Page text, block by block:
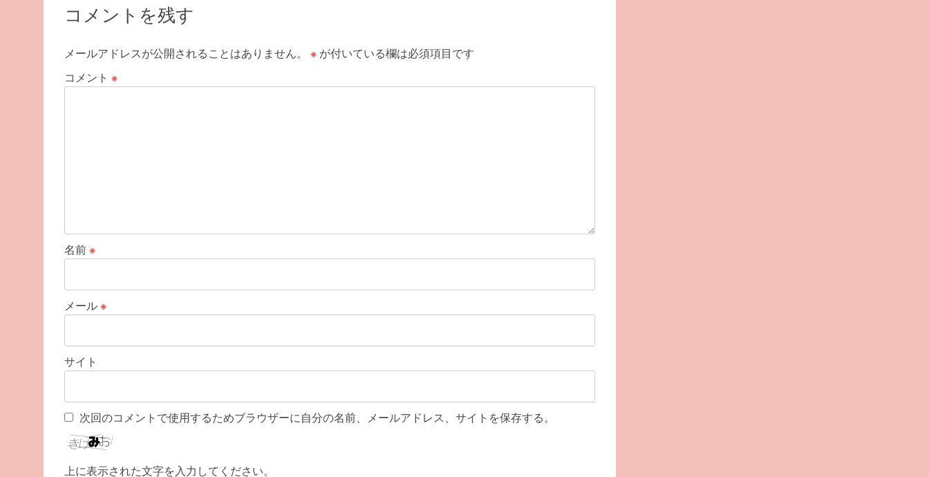
コメントを残す
メールアドレスが公開されることはありません。 ※ が付いている欄は必須項目です
コメント ※
名前 ※
メール ※
サイト
次回のコメントで使用するためブラウザーに自分の名前、メールアドレス、サイトを保存する。
上に表示された文字を入力してください。